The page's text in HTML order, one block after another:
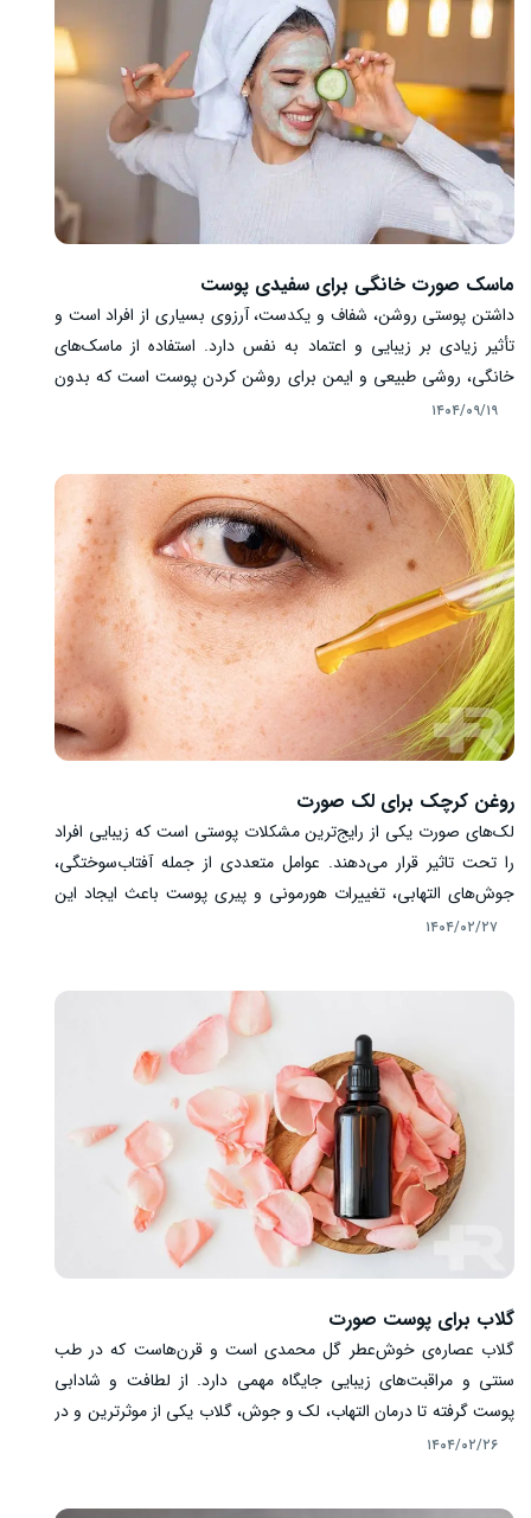
ماسک صورت خانگی برای سفیدی پوست
داشتن پوستی روشن، شفاف و یکدست، آرزوی بسیاری از افراد است و
تأثیر زیادی بر زیبایی و اعتماد به نفس دارد. استفاده از ماسک‌های
خانگی، روشی طبیعی و ایمن برای روشن کردن پوست است که بدون
مواد شیمیایی باعث تغذیه، آبرسانی و حذف سلول‌های مرده می‌شود.
برنج قابل تهیه هستند و می‌توانند تیرگی، کدری و لک‌های سطحی
پوست را کاهش دهند. در این مطلب، ۷ ماسک صورت خانگی برای
سفیدی پوست ارزیابی شده است.
۱۴۰۴/۰۹/۱۹
روغن کرچک برای لک صورت
لک‌های صورت یکی از رایج‌ترین مشکلات پوستی است که زیبایی افراد
را تحت تاثیر قرار می‌دهند. عوامل متعددی از جمله آفتاب‌سوختگی،
جوش‌های التهابی، تغییرات هورمونی و پیری پوست باعث ایجاد این
لک‌ها می‌شوند و از بین بردن آن‌ها همیشه کار ساده‌ای نیست. در این
عنوان جایگزینی سالم و کم‌خطر معرفی شده است. در این مقاله، به
بررسی کامل خواص، نحوه استفاده و نکات مهم درباره روغن کرچک برای
لک صورت خواهیم پرداخت.
۱۴۰۴/۰۲/۲۷
گلاب برای پوست صورت
گلاب عصاره‌ی خوش‌عطر گل محمدی است و قرن‌هاست که در طب
سنتی و مراقبت‌های زیبایی جایگاه مهمی دارد. از لطافت و شادابی
پوست گرفته تا درمان التهاب، لک و جوش، گلاب یکی از موثرترین و در
عین حال ساده‌ترین محصولات طبیعی برای حفظ سلامت و زیبایی
میان تمام کرم‌ها و سرم‌های مدرن، گلاب جایگاه خود را حفظ کرده
۱۴۰۴/۰۲/۲۶